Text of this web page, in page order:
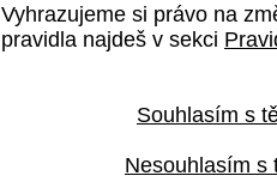
Vyhrazujeme si právo na
pravidla najdeš v sekci
Souhlasím s
Nesouhlasím s